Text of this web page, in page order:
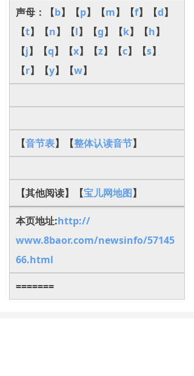
声母：【b】【p】【m】【f】【d】
【t】【n】【l】【g】【k】【h】
【j】【q】【x】【z】【c】【s】
【r】【y】【w】
【音节表】【整体认读音节】
【其他阅读】【宝儿网地图】
本页地址:http://
www.8baor.com/newsinfo/57145
66.html
=======